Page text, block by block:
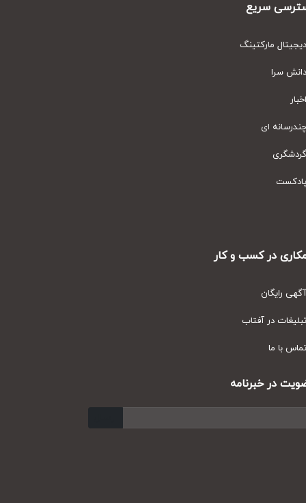
سریع
مارکتینگ
سرا
ای
در کسب و کار
رایگان
در آفتاب
با ما
در خبرنامه